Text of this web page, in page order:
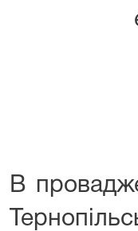
В